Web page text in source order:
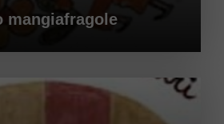
mangiafragole